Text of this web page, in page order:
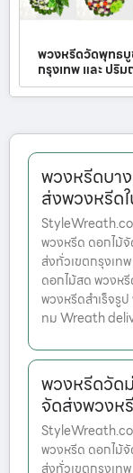
พวงหรีดวัดพุทธบู
กรุงเทพ และ ปริ
พวงหรีดบา
ส่งพวงหรีด
พวงหรีด ดอกไม้
ส่งทั่วเขตกรุงเท
ดอกไม้สด พวงห
พวงหรีดสำเร็จรู
ทม Wreath
พวงหรีดวัด
จัดส่งพวงห
พวงหรีด ดอกไม้
ส่งทั่วเขตกรุงเท